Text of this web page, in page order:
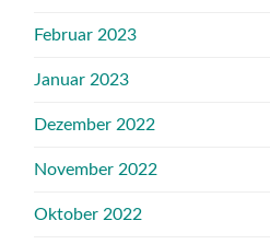
Februar 2023
Januar 2023
Dezember 2022
November 2022
Oktober 2022